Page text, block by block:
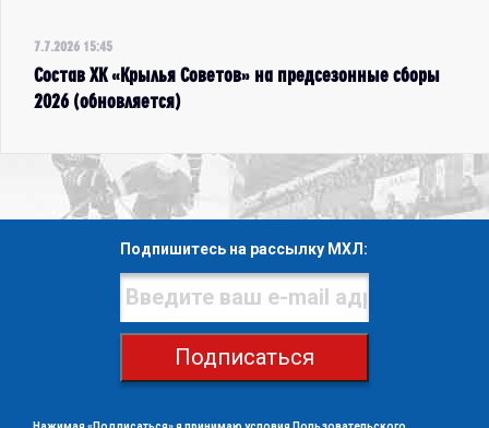
7.7.2026 15:45
Состав ХК «Крылья Советов» на предсезонные сборы
2026 (обновляется)
Подпишитесь на рассылку МХЛ:
Подписаться